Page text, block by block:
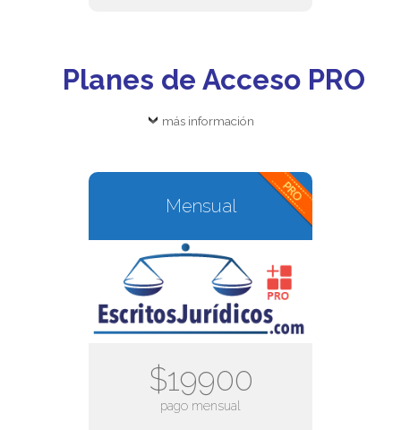
Planes de Acceso PRO
más información
Mensual
$19900
pago mensual